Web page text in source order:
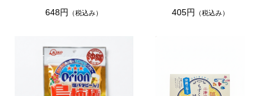
648円 （税込み） 405円 （税込み）